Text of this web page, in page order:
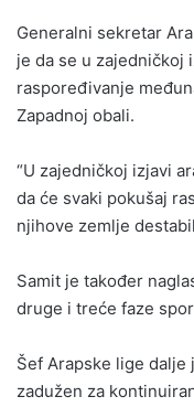
Generalni sekretar
je da se u zajedničkoj
raspoređivanje
Zapadnoj obali.
“U zajedničkoj izjavi
da će svaki pokušaj
njihove zemlje
Samit je također
druge i treće faze
Šef Arapske lige dalje
zadužen za